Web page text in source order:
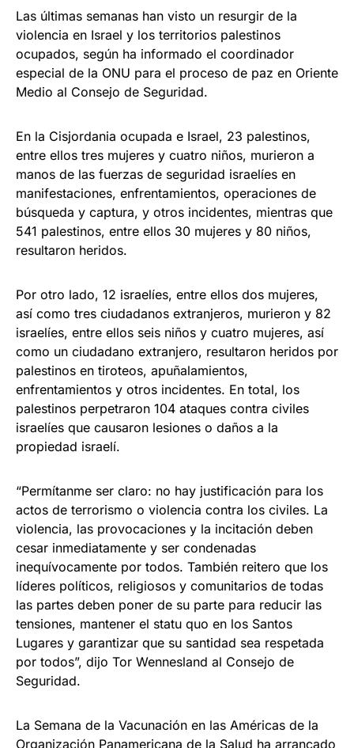
Las últimas semanas han visto un resurgir de la
violencia en Israel y los territorios palestinos
ocupados, según ha informado el coordinador
especial de la ONU para el proceso de paz en Oriente
Medio al Consejo de Seguridad.
En la Cisjordania ocupada e Israel, 23 palestinos,
entre ellos tres mujeres y cuatro niños, murieron a
manos de las fuerzas de seguridad israelíes en
manifestaciones, enfrentamientos, operaciones de
búsqueda y captura, y otros incidentes, mientras que
541 palestinos, entre ellos 30 mujeres y 80 niños,
resultaron heridos.
Por otro lado, 12 israelíes, entre ellos dos mujeres,
así como tres ciudadanos extranjeros, murieron y 82
israelíes, entre ellos seis niños y cuatro mujeres, así
como un ciudadano extranjero, resultaron heridos por
palestinos en tiroteos, apuñalamientos,
enfrentamientos y otros incidentes. En total, los
palestinos perpetraron 104 ataques contra civiles
israelíes que causaron lesiones o daños a la
propiedad israelí.
“Permítanme ser claro: no hay justificación para los
actos de terrorismo o violencia contra los civiles. La
violencia, las provocaciones y la incitación deben
cesar inmediatamente y ser condenadas
inequívocamente por todos. También reitero que los
líderes políticos, religiosos y comunitarios de todas
las partes deben poner de su parte para reducir las
tensiones, mantener el statu quo en los Santos
Lugares y garantizar que su santidad sea respetada
por todos”, dijo Tor Wennesland al Consejo de
Seguridad.
La Semana de la Vacunación en las Américas de la
Organización Panamericana de la Salud ha arrancado